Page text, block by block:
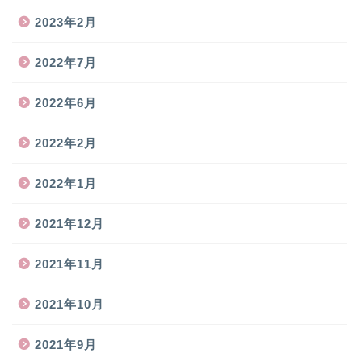
2023年2月
2022年7月
2022年6月
2022年2月
2022年1月
2021年12月
2021年11月
2021年10月
2021年9月